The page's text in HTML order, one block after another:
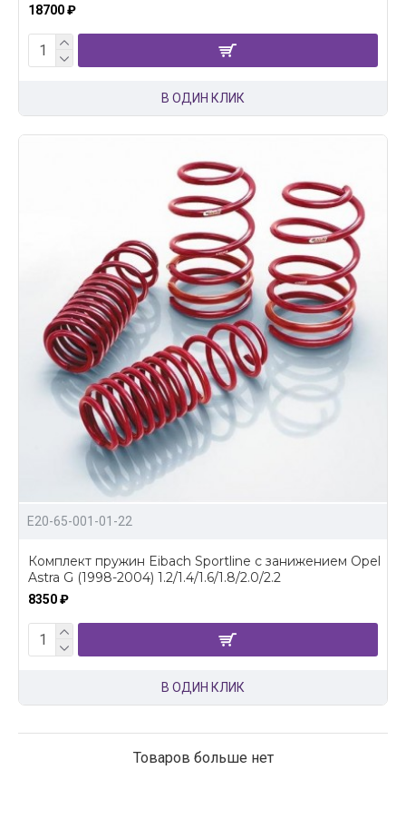
18700 ₽
В ОДИН КЛИК
E20-65-001-01-22
Комплект пружин Eibach Sportline с занижением Opel
Astra G (1998-2004) 1.2/1.4/1.6/1.8/2.0/2.2
8350 ₽
В ОДИН КЛИК
Товаров больше нет